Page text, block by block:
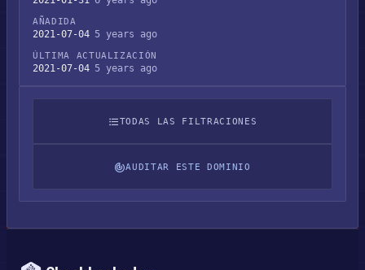
AÑADIDA
2021-07-04 5 years ago
ÚLTIMA ACTUALIZACIÓN
2021-07-04 5 years ago
TODAS LAS FILTRACIONES
AUDITAR ESTE DOMINIO